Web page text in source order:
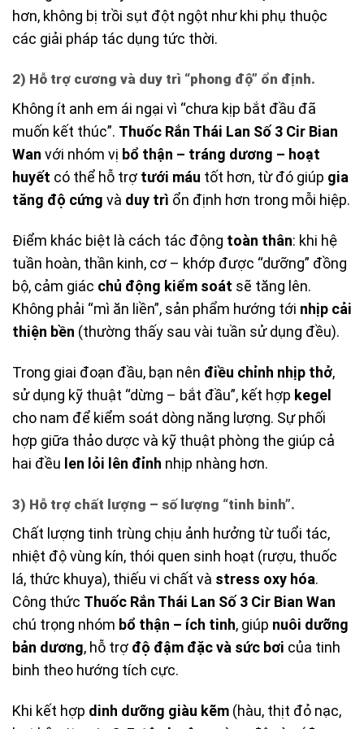
hơn, không bị trồi sụt đột ngột như khi phụ thuộc
các giải pháp tác dụng tức thời.
2) Hỗ trợ cương và duy trì “phong độ” ổn định.
Không ít anh em ái ngại vì “chưa kịp bắt đầu đã
muốn kết thúc”. Thuốc Rắn Thái Lan Số 3 Cir Bian
Wan với nhóm vị bổ thận – tráng dương – hoạt
huyết có thể hỗ trợ tưới máu tốt hơn, từ đó giúp gia
tăng độ cứng và duy trì ổn định hơn trong mỗi hiệp.
Điểm khác biệt là cách tác động toàn thân: khi hệ
tuần hoàn, thần kinh, cơ – khớp được “dưỡng” đồng
bộ, cảm giác chủ động kiểm soát sẽ tăng lên.
Không phải “mì ăn liền”, sản phẩm hướng tới nhịp cải
thiện bền (thường thấy sau vài tuần sử dụng đều).
Trong giai đoạn đầu, bạn nên điều chỉnh nhịp thở,
sử dụng kỹ thuật “dừng – bắt đầu”, kết hợp kegel
cho nam để kiểm soát dòng năng lượng. Sự phối
hợp giữa thảo dược và kỹ thuật phòng the giúp cả
hai đều len lỏi lên đỉnh nhịp nhàng hơn.
3) Hỗ trợ chất lượng – số lượng “tinh binh”.
Chất lượng tinh trùng chịu ảnh hưởng từ tuổi tác,
nhiệt độ vùng kín, thói quen sinh hoạt (rượu, thuốc
lá, thức khuya), thiếu vi chất và stress oxy hóa.
Công thức Thuốc Rắn Thái Lan Số 3 Cir Bian Wan
chú trọng nhóm bổ thận – ích tinh, giúp nuôi dưỡng
bản dương, hỗ trợ độ đậm đặc và sức bơi của tinh
binh theo hướng tích cực.
Khi kết hợp dinh dưỡng giàu kẽm (hàu, thịt đỏ nạc,